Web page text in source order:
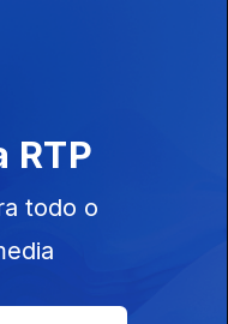
28 nov. 2023
RTP
todo o